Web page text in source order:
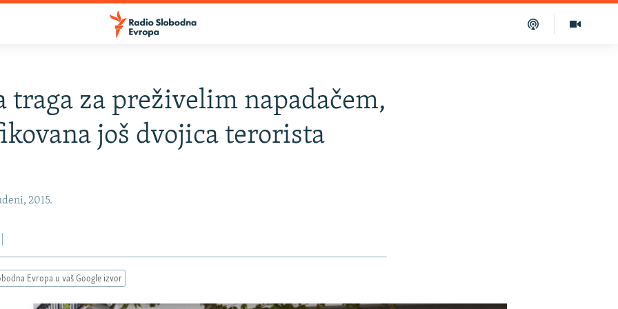
traga za preživelim napadačem,
još dvojica terorista
2015.
Evropa u vaš Google izvor